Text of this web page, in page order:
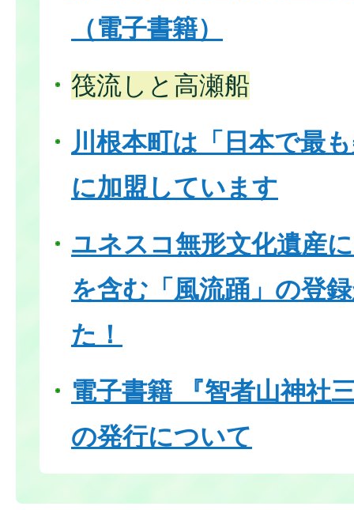
（電子書籍）
筏流しと高瀬船
川根本町は「日本で最
に加盟しています
ユネスコ無形文化遺産
を含む「風流踊」の登
た！
電子書籍 『智者山神社
の発行について